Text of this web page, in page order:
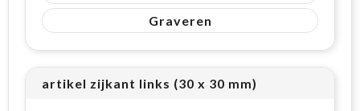
Graveren
artikel zijkant links (30 x 30 mm)